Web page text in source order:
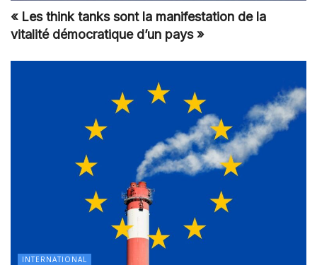
« Les think tanks sont la manifestation de la
vitalité démocratique d’un pays »
INTERNATIONAL